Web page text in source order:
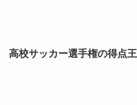
高校サッカー選手権の得点王